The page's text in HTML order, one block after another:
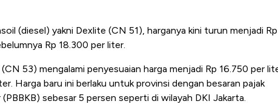
(diesel) yakni Dexlite (CN 51), harganya kini turun menjadi Rp
Rp 18.300 per liter.
53) mengalami penyesuaian harga menjadi Rp 16.750 per
Harga baru ini berlaku untuk provinsi dengan besaran pajak
sebesar 5 persen seperti di wilayah DKI Jakarta.
Kongo Tutup Keran Ekspor, Harga
Tembaga Terbang ke Zona